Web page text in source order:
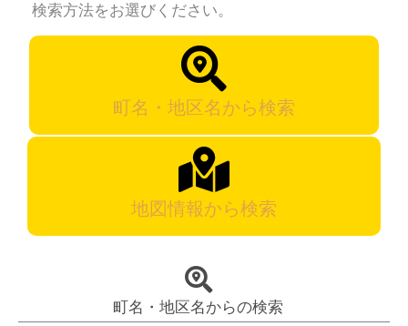
検索方法をお選びください。
町名・地区名から検索
地図情報から検索
町名・地区名からの検索